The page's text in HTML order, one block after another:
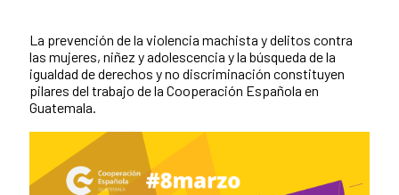
La prevención de la violencia machista y delitos contra
las mujeres, niñez y adolescencia y la búsqueda de la
igualdad de derechos y no discriminación constituyen
pilares del trabajo de la Cooperación Española en
Guatemala.